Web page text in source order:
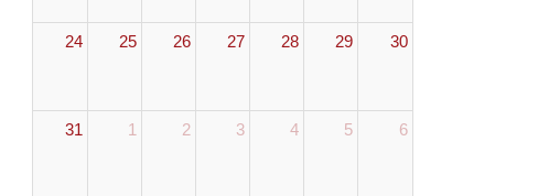
24 25 26 27 28 29 30
31 1 2 3 4 5 6